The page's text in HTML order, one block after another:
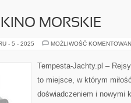
MORSKIE
- 5 - 2025 MOŻLIWOŚĆ
Tempesta-Jachty.pl –
to miejsce, w którym
doświadczeniem i nowymi